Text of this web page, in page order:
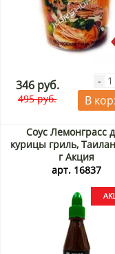
346 руб.
495 руб.
-
В
Соус Лемонграсс
курицы гриль,
г Акция
арт. 16837